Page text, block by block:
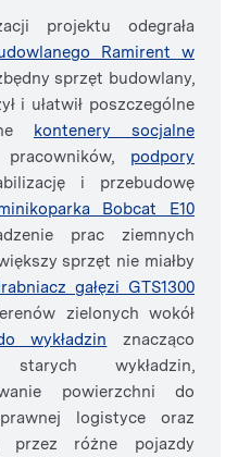
projektu odegrała
Ramirent w
sprzęt budowlany,
i ułatwił poszczególne
kontenery socjalne
podpory
i przebudowę
Bobcat E10
prac ziemnych
sprzęt nie miałby
gałęzi GTS1300
zielonych wokół
wykładzin znacząco
wykładzin,
powierzchni do
logistyce oraz
przez różne pojazdy